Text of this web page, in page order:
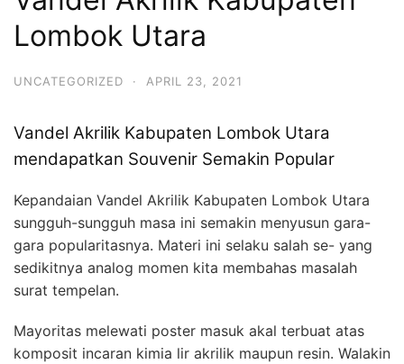
Lombok Utara
UNCATEGORIZED · APRIL 23, 2021
Vandel Akrilik Kabupaten Lombok Utara
mendapatkan Souvenir Semakin Popular
Kepandaian Vandel Akrilik Kabupaten Lombok Utara
sungguh-sungguh masa ini semakin menyusun gara-
gara popularitasnya. Materi ini selaku salah se- yang
sedikitnya analog momen kita membahas masalah
surat tempelan.
Mayoritas melewati poster masuk akal terbuat atas
komposit incaran kimia lir akrilik maupun resin. Walakin